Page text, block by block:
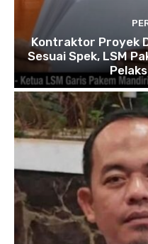
Kontraktor Proyek
Sesuai Spek, LSM